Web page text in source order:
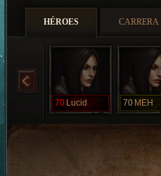
HÉROES CARRERA
70 Lucid 70 MEH